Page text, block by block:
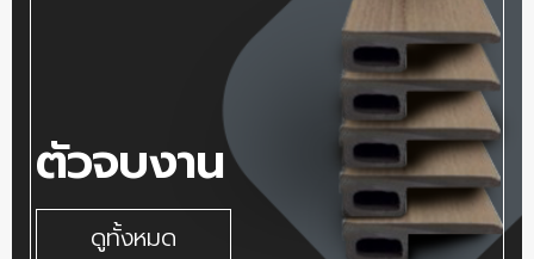
ตัวจบงาน
ดูทั้งหมด